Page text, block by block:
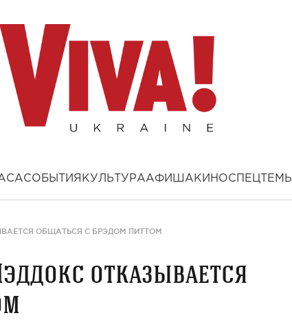
СОБЫТИЯ КУЛЬТУРААФИША КИНОСПЕЦТЕМЫ
ОБЩАТЬСЯ С БРЭДОМ ПИТТОМ
отказывается